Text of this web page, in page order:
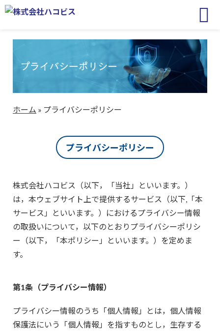
ホーム » プライバシーポリシー
プライバシーポリシー
株式会社ハコビス（以下，「当社」といいます。）
は，本ウェブサイト上で提供するサービス（以下,「本
サービス」といいます。）におけるプライバシー情報
の取扱いについて，以下のとおりプライバシーポリシ
ー（以下，「本ポリシー」といいます。）を定めま
す。
第1条（プライバシー情報）
プライバシー情報のうち「個人情報」とは，個人情報
保護法にいう「個人情報」を指すものとし，生存する